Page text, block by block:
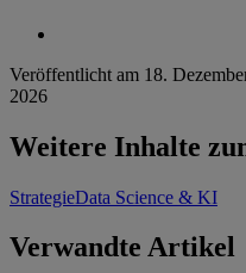
Veröffentlicht am 18.
2026
Weitere Inhalte
StrategieData Science & KI
Verwandte Artikel